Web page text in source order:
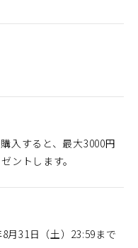
入すると、最大3000円
ントします。
月31日（土）23:59まで